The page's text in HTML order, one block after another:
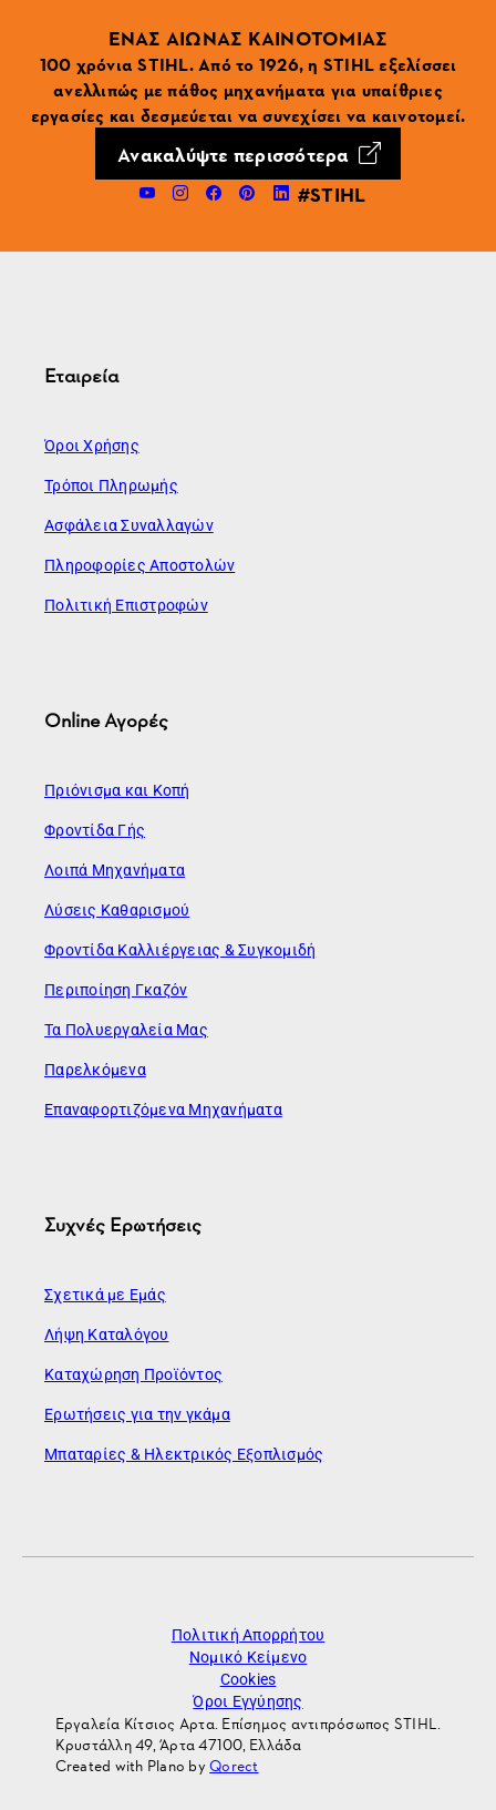
ΕΝΑΣ ΑΙΩΝΑΣ ΚΑΙΝΟΤΟΜΙΑΣ
100 χρόνια STIHL. Από το 1926, η STIHL εξελίσσει
ανελλιπώς με πάθος μηχανήματα για υπαίθριες
εργασίες και δεσμεύεται να συνεχίσει να καινοτομεί.
Ανακαλύψτε περισσότερα
#STIHL
Εταιρεία
Όροι Χρήσης
Τρόποι Πληρωμής
Ασφάλεια Συναλλαγών
Πληροφορίες Αποστολών
Πολιτική Επιστροφών
Online Αγορές
Πριόνισμα και Κοπή
Φροντίδα Γής
Λοιπά Μηχανήματα
Λύσεις Καθαρισμού
Φροντίδα Καλλιέργειας & Συγκομιδή
Περιποίηση Γκαζόν
Τα Πολυεργαλεία Μας
Παρελκόμενα
Επαναφορτιζόμενα Μηχανήματα
Συχνές Ερωτήσεις
Σχετικά με Εμάς
Λήψη Καταλόγου
Καταχώρηση Προϊόντος
Ερωτήσεις για την γκάμα
Μπαταρίες & Ηλεκτρικός Εξοπλισμός
Πολιτική Απορρήτου
Νομικό Κείμενο
Cookies
Όροι Εγγύησης
Εργαλεία Κίτσιος Αρτα. Επίσημος αντιπρόσωπος STIHL.
Κρυστάλλη 49, Άρτα 47100, Ελλάδα
Created with Plano byQorect